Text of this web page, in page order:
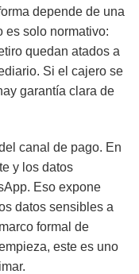
depende de una
es solo normativo:
quedan atados a
Si el cajero se
garantía clara de
canal de pago. En
y los datos
Eso expone
datos sensibles a
formal de
este es uno